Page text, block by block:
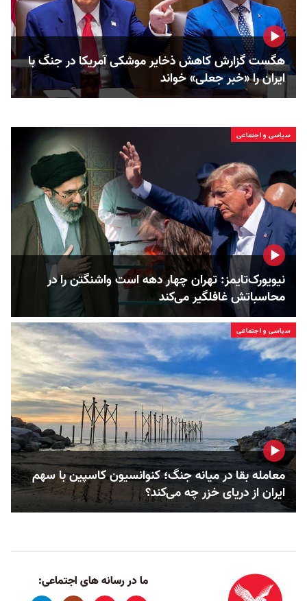
هگست گزارش کاهش ذخایر موشکی آمریکا در جنگ با
ایران را «خبر جعلی» خواند
سیاسی و اجتماعی
نیویورک‌تایمز: تهران چهار دهه است واشنگتن را در
محاسباتش غافلگیر می‌کند
سیاسی و اجتماعی
معامله بقا در میانه جنگ؛ کنوانسیون کاسپین با سهم
ایران از دریای خزر چه می‌کند؟
ما در رسانه های اجتماعی: